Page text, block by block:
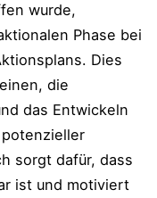
wurde,
Phase bei
Dies
die
das Entwickeln
sorgt dafür, dass
ist und motiviert